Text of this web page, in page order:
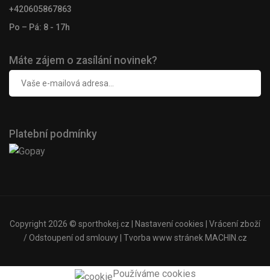
+420605867863
Po – Pá: 8 - 17h
Máte zájem o zasílání novinek?
Platební podmínky
Copyright 2026 © sporthokej.cz Nastavení cookies
Vrácení zboží
/ Odstoupení od smlouvy| Tvorba www stránek MACHIN.cz
Používáme cookies